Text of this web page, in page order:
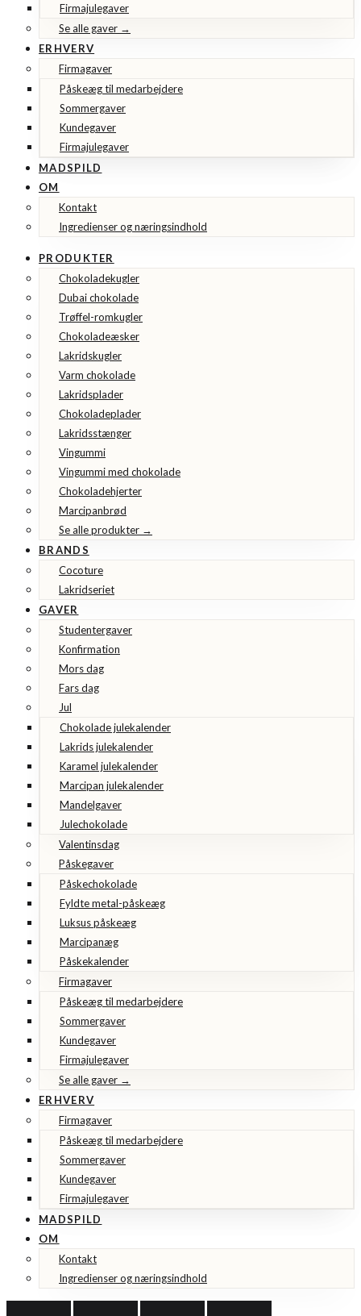
Firmajulegaver
Se alle gaver →
ERHVERV
Firmagaver
Påskeæg til medarbejdere
Sommergaver
Kundegaver
Firmajulegaver
MADSPILD
OM
Kontakt
Ingredienser og næringsindhold
PRODUKTER
Chokoladekugler
Dubai chokolade
Trøffel-romkugler
Chokoladeæsker
Lakridskugler
Varm chokolade
Lakridsplader
Chokoladeplader
Lakridsstænger
Vingummi
Vingummi med chokolade
Chokoladehjerter
Marcipanbrød
Se alle produkter →
BRANDS
Cocoture
Lakridseriet
GAVER
Studentergaver
Konfirmation
Mors dag
Fars dag
Jul
Chokolade julekalender
Lakrids julekalender
Karamel julekalender
Marcipan julekalender
Mandelgaver
Julechokolade
Valentinsdag
Påskegaver
Påskechokolade
Fyldte metal-påskeæg
Luksus påskeæg
Marcipanæg
Påskekalender
Firmagaver
Påskeæg til medarbejdere
Sommergaver
Kundegaver
Firmajulegaver
Se alle gaver →
ERHVERV
Firmagaver
Påskeæg til medarbejdere
Sommergaver
Kundegaver
Firmajulegaver
MADSPILD
OM
Kontakt
Ingredienser og næringsindhold